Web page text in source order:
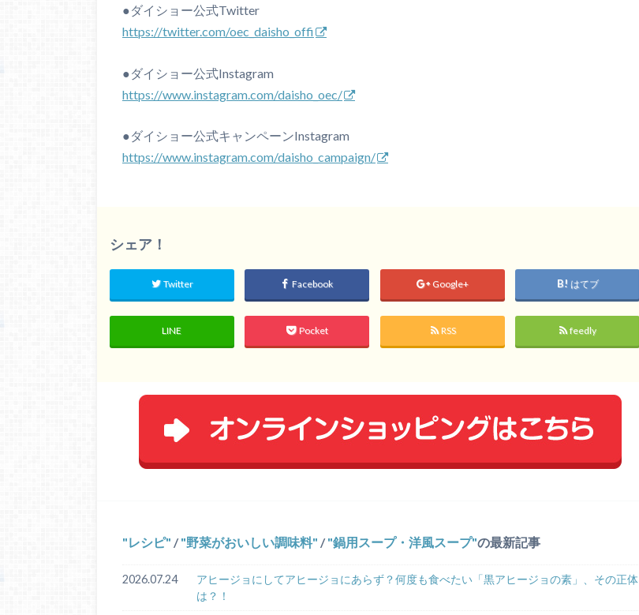
●ダイショー公式Twitter
https://twitter.com/oec_daisho_offi
●ダイショー公式Instagram
https://www.instagram.com/daisho_oec/
●ダイショー公式キャンペーンInstagram
https://www.instagram.com/daisho_campaign/
シェア！
Twitter Facebook Google+ はてブ
LINE Pocket RSS feedly
レシピ / 野菜がおいしい調味料 / 鍋用スープ・洋風スープ の最新記事
2026.07.24
アヒージョにしてアヒージョにあらず？何度も食べたい「黒アヒージョの素」、その正体
は？！